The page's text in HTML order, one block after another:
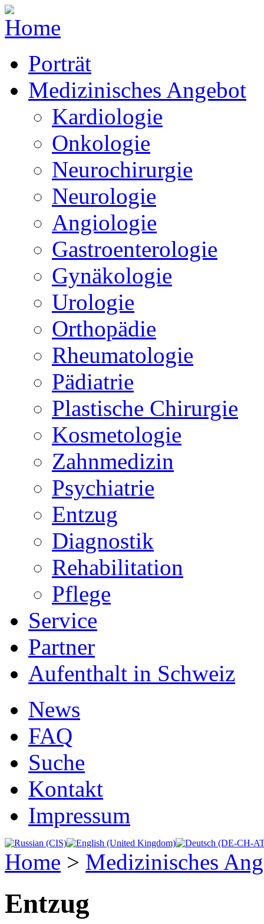
Porträt
Medizinisches Angebot
Kardiologie
Onkologie
Neurochirurgie
Neurologie
Angiologie
Gastroenterologie
Gynäkologie
Urologie
Orthopädie
Rheumatologie
Pädiatrie
Plastische Chirurgie
Kosmetologie
Zahnmedizin
Psychiatrie
Entzug
Diagnostik
Rehabilitation
Pflege
Service
Partner
Aufenthalt in Schweiz
News
FAQ
Suche
Kontakt
Impressum
Home > Medizinisches
Entzug